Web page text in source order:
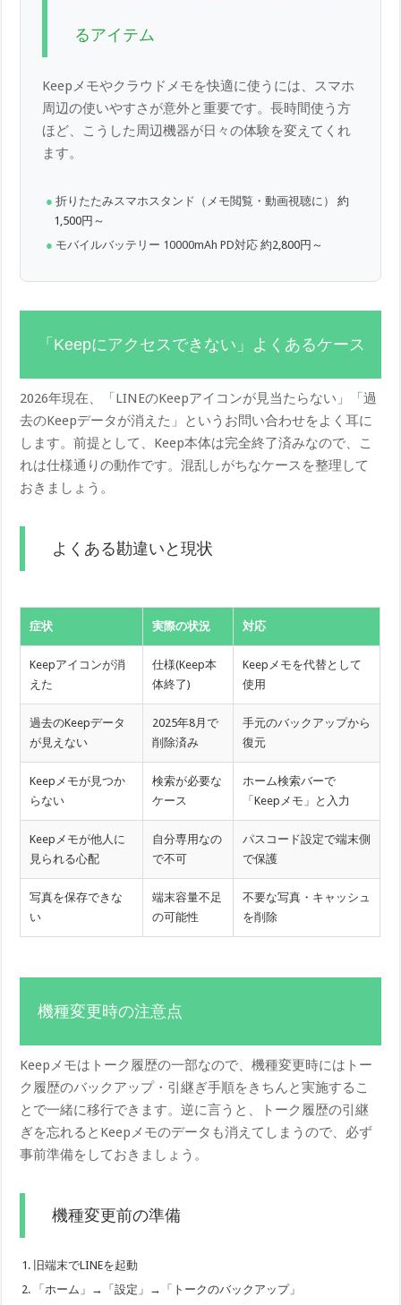
るアイテム
Keepメモやクラウドメモを快適に使うには、スマホ
周辺の使いやすさが意外と重要です。長時間使う方
ほど、こうした周辺機器が日々の体験を変えてくれ
ます。
折りたたみスマホスタンド（メモ閲覧・動画視聴に）
約
1,500円～
モバイルバッテリー 10000mAh PD対応 約2,800円～
「Keepにアクセスできない」よくあるケース
2026年現在、「LINEのKeepアイコンが見当たらない」「過
去のKeepデータが消えた」というお問い合わせをよく耳に
します。前提として、Keep本体は完全終了済みなので、こ
れは仕様通りの動作です。混乱しがちなケースを整理して
おきましょう。
よくある勘違いと現状
症状 実際の状況 対応
Keepアイコンが消
えた
仕様(Keep本
体終了)
Keepメモを代替として
使用
過去のKeepデータ
が見えない
2025年8月で
削除済み
手元のバックアップから
復元
Keepメモが見つか
らない
検索が必要な
ケース
ホーム検索バーで
「Keepメモ」と入力
Keepメモが他人に
見られる心配
自分専用なの
で不可
パスコード設定で端末側
で保護
写真を保存できな
い
端末容量不足
の可能性
不要な写真・キャッシュ
を削除
機種変更時の注意点
Keepメモはトーク履歴の一部なので、機種変更時にはトー
ク履歴のバックアップ・引継ぎ手順をきちんと実施するこ
とで一緒に移行できます。逆に言うと、トーク履歴の引継
ぎを忘れるとKeepメモのデータも消えてしまうので、必ず
事前準備をしておきましょう。
機種変更前の準備
旧端末でLINEを起動
「ホーム」→「設定」→「トークのバックアップ」